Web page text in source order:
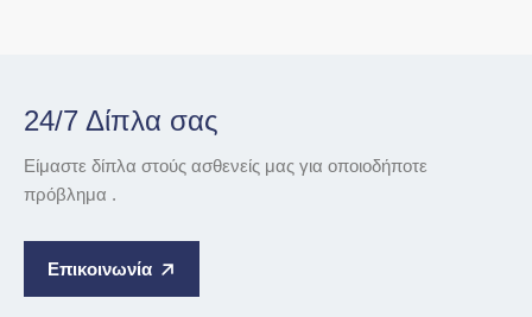
24/7 Δίπλα σας
Είμαστε δίπλα στούς ασθενείς μας για οποιοδήποτε
πρόβλημα .
Επικοινωνία